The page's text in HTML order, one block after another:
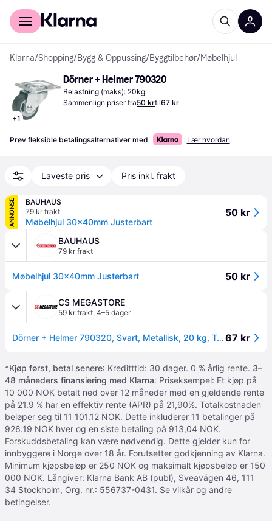
For kunder
Klarna/Shopping/Bygg & Oppussing/Byggtilbehør/Møbelhjul
+1
Dörner + Helmer 790320
Belastning (maks): 20kg
Sammenlign priser fra50 krtil67 kr
Prøv fleksible betalingsalternativer med Lær hvordan
Laveste pris Pris inkl. frakt
ANNONSE
BAUHAUS
79 kr frakt
Møbelhjul 30x40mm Justerbart
50 kr
BAUHAUS
79 kr frakt
Møbelhjul 30x40mm Justerbart 50 kr
CS MEGASTORE
59 kr frakt, 4–5 dager
Dörner + Helmer 790320, Svart, Metallisk, 20 kg, Termoplastisk elastomer (TPE), Plast, Kulelager, 3 cm67 kr
*Kjøp først, betal senere: Kreditttid: 30 dager. 0 % årlig rente. 3–
48 måneders finansiering med Klarna: Priseksempel: Et kjøp på
10 000 NOK betalt ned over 12 måneder med en gjeldende rente
på 21.9 % har en effektiv rente (APR) på 21,90%. Totalkostnaden
beløper seg til 11 101.12 NOK. Dette inkluderer 11 betalinger på
926.19 NOK hver og en siste betaling på 913,04 NOK.
Forskuddsbetaling kan være nødvendig. Dette gjelder kun for
innbyggere i Norge over 18 år. Forutsetter godkjenning av Klarna.
Minimum kjøpsbeløp er 250 NOK og maksimalt kjøpsbeløp er 150
000 NOK. Långiver: Klarna Bank AB (publ), Sveavägen 46, 111
34 Stockholm, Org. nr.: 556737-0431. Se vilkår og andre
betingelser.